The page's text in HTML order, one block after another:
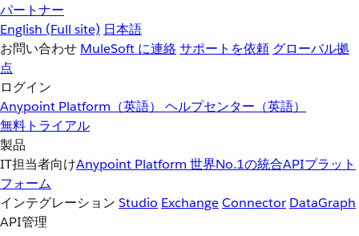
パートナー
English (Full site) 日本語
お問い合わせ MuleSoft に連絡サポートを依頼 グローバル拠
点
ログイン
Anypoint Platform（英語） ヘルプセンター（英語）
無料トライアル
製品
IT担当者向けAnypoint Platform 世界No.1の統合APIプラット
フォーム
インテグレーション Studio ExchangeConnector DataGraph
API管理